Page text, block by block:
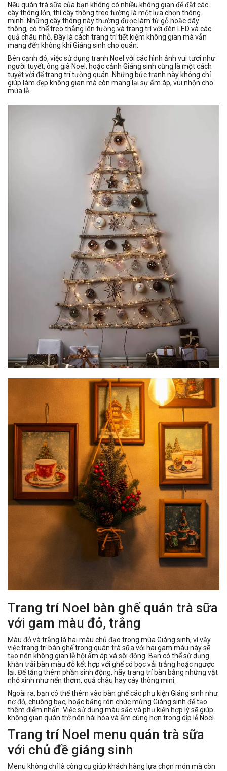
Nếu quán trà sữa của bạn không có nhiều không gian để đặt các
cây thông lớn, thì cây thông treo tường là một lựa chọn thông
minh. Những cây thông này thường được làm từ gỗ hoặc dây
thông, có thể treo thẳng lên tường và trang trí với đèn LED và các
quả châu nhỏ. Đây là cách trang trí tiết kiệm không gian mà vẫn
mang đến không khí Giáng sinh cho quán.
Bên cạnh đó, việc sử dụng tranh Noel với các hình ảnh vui tươi như
người tuyết, ông già Noel, hoặc cảnh Giáng sinh cũng là một cách
tuyệt vời để trang trí tường quán. Những bức tranh này không chỉ
giúp làm đẹp không gian mà còn mang lại sự ấm áp, vui nhộn cho
mùa lễ.
Trang trí Noel bàn ghế quán trà sữa
với gam màu đỏ, trắng
Màu đỏ và trắng là hai màu chủ đạo trong mùa Giáng sinh, vì vậy
việc trang trí bàn ghế trong quán trà sữa với hai gam màu này sẽ
tạo nên không gian lễ hội ấm áp và sôi động. Bạn có thể sử dụng
khăn trải bàn màu đỏ kết hợp với ghế có bọc vải trắng hoặc ngược
lại. Để tăng thêm phần sinh động, hãy trang trí bàn bằng những vật
nhỏ xinh như nến thơm, quả châu hay cây thông mini.
Ngoài ra, bạn có thể thêm vào bàn ghế các phụ kiện Giáng sinh như
nơ đỏ, chuông bạc, hoặc băng rôn chúc mừng Giáng sinh để tạo
thêm điểm nhấn. Việc sử dụng màu sắc và phụ kiện hợp lý sẽ giúp
không gian quán trở nên hài hòa và ấm cúng hơn trong dịp lễ Noel.
Trang trí Noel menu quán trà sữa
với chủ đề giáng sinh
Menu không chỉ là công cụ giúp khách hàng lựa chọn món mà còn